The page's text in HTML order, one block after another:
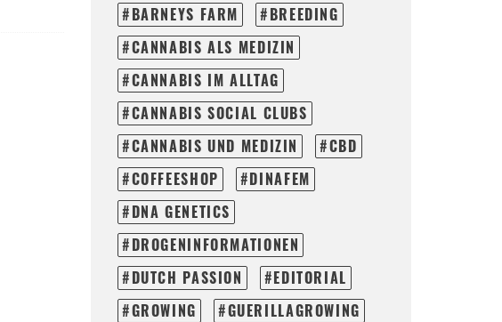
BARNEYS FARM
BREEDING
CANNABIS ALS MEDIZIN
CANNABIS IM ALLTAG
CANNABIS SOCIAL CLUBS
CANNABIS UND MEDIZIN
CBD
COFFEESHOP
DINAFEM
DNA GENETICS
DROGENINFORMATIONEN
DUTCH PASSION
EDITORIAL
GROWING
GUERILLAGROWING